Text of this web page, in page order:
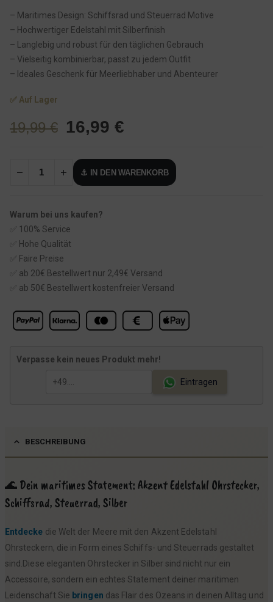
– Maritimes Design: Schiffsrad und Steuerrad Motive
– Hochwertiger Edelstahl mit Silberfinish
– Langlebig und robust für den täglichen Gebrauch
– Vielseitig kombinierbar, passt zu jedem Outfit
– Ideales Geschenk für Meerliebhaber und Abenteurer
✅ Auf Lager
19,99€ U
s
p
ü
n
g
i
c
h
e
P
r
s
r
:
9
,
9
9
16,99€
t
u
P
r
e
i
i
9
9
€
.
⚓ IN DEN WARENKORB
Warum bei uns kaufen?
✅ 100% Service
✅ Hohe Qualität
✅ Faire Preise
✅ ab 20€ Bestellwert nur 2,49€ Versand
✅ ab 50€ Bestellwert kostenfreier Versand
Verpasse kein neues Produkt mehr!
Eintragen
BESCHREIBUNG
🌊 Dein maritimes Statement: Akzent Edelstahl Ohrstecker,
Schiffsrad, Steuerrad, Silber
Entdecke die Welt der Meere mit den Akzent Edelstahl
Ohrsteckern, die in Form eines Schiffs- und Steuerrads gestaltet
sind.Diese eleganten Ohrstecker in Silber sind nicht nur ein
Accessoire, sondern ein echtes Statement deiner maritimen
Leidenschaft.Sie bringen das Flair des Ozeans in deinen Alltag und